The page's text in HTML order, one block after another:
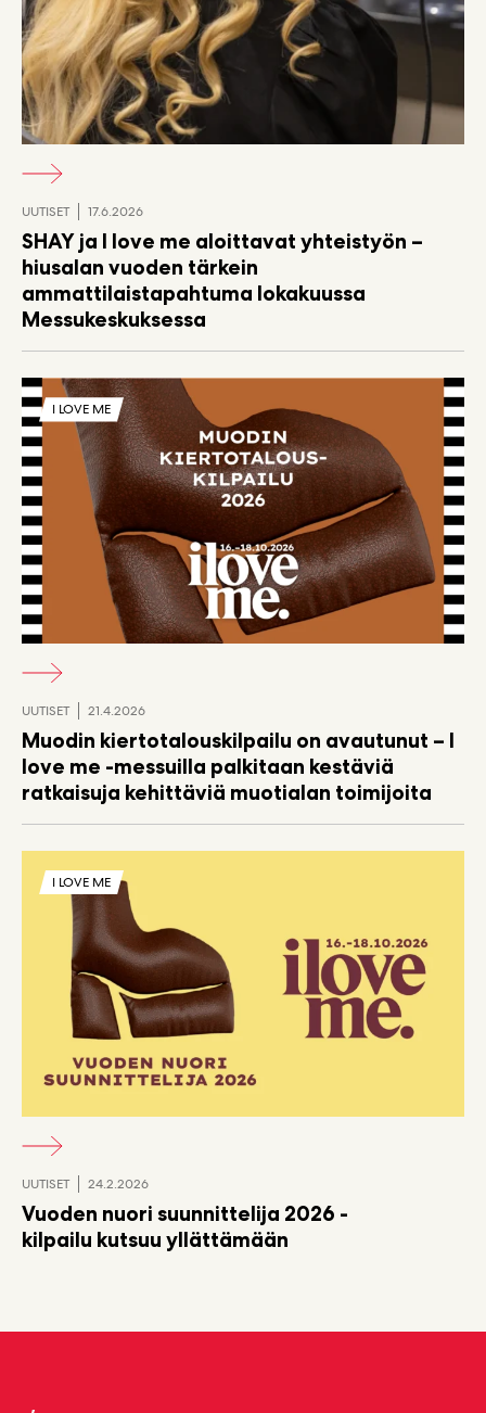
UUTISET 17.6.2026
SHAY ja I love me aloittavat yhteistyön –
hiusalan vuoden tärkein
ammattilaistapahtuma lokakuussa
Messukeskuksessa
I LOVE ME
UUTISET 21.4.2026
Muodin kiertotalouskilpailu on avautunut – I
love me -messuilla palkitaan kestäviä
ratkaisuja kehittäviä muotialan toimijoita
I LOVE ME
UUTISET 24.2.2026
Vuoden nuori suunnittelija 2026 -
kilpailu kutsuu yllättämään